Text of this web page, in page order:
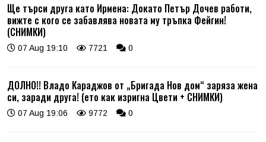
Ще търси друга като Ирмена: Докато Петър Дочев работи,
вижте с кого се забавлява новата му тръпка Фейгин!
(СНИМКИ)
07 Aug 19:10 7721 0
ДОЛНО!! Владо Караджов от „Бригада Нов дом“ заряза жена
си, заради друга! (ето как изригна Цвети + СНИМКИ)
07 Aug 19:06 9772 0